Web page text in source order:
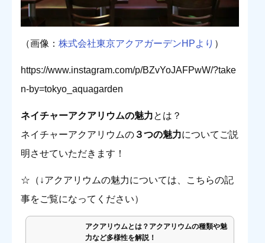
（画像： 株式会社東京アクアガーデンHPより ）
https://www.instagram.com/p/BZvYoJAFPwW/?take
n-by=tokyo_aquagarden
ネイチャーアクアリウムの魅力とは？
ネイチャーアクアリウムの ３つの魅力についてご説
明させていただきます！
☆（↓アクアリウムの魅力については、こちらの記
事をご覧になってください）
アクアリウムとは？アクアリウムの種類や魅
力など多様性を解説！